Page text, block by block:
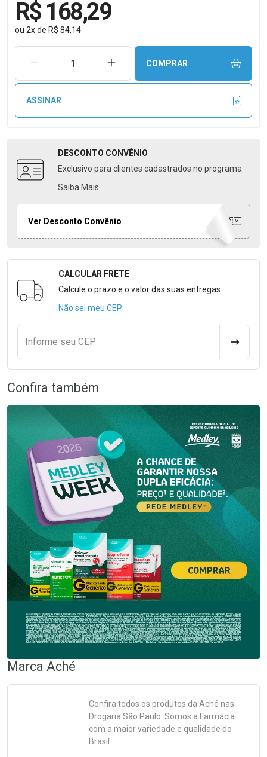
R$ 168,29
ou 2xde R$ 84,14
REMOVER UMA UNIDADEAUMENTAR UMA UNIDADE
COMPRAR
ASSINAR
DESCONTO CONVÊNIO
Exclusivo para clientes cadastrados no programa
Saiba Mais
Ver Desconto Convênio
Formulário para Calcular o Frete
CALCULAR FRETE
Calcule o prazo e o valor das suas entregas
Não sei meu CEP
Informe seu CEP
Confira também
Marca Aché
Confira todos os produtos da Aché nas
Drogaria São Paulo. Somos a Farmácia
com a maior variedade e qualidade do
Brasil.